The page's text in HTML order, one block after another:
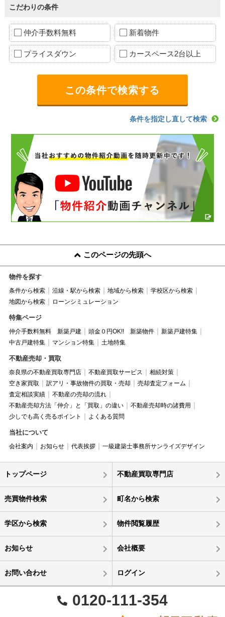
こだわりの条件
仲介手数料無料 新着物件
プライスダウン カースペース2台以上
条件を指定し直して検索
このページの先頭へ
物件を探す
条件から検索 沿線・駅から検索 地域から検索
学校区から検索
地図から検索
ローンシミュレーション
特集ページ
仲介手数料無料 新築戸建 頭金０円OK!! 新築物件
新築戸建特集
中古戸建特集
マンション特集 土地特集
不動産売却・買取
奈良県の不動産買取専門店 不動産買取サービス
相続対策
空き家買取
訳アリ・事故物件の買取・売却
売却査定フォーム
査定相談実績
不動産の売却の流れ
不動産売却方法「仲介」と「買取」の違い
不動産売却時の諸費用
少しでも高く売るポイント
よくある質問
当社について
会社案内 お知らせ 代表挨拶 一級建築士事務所サンライズデザイン
トップページ 不動産買取専門店
売買物件検索 町名から検索
学区から検索 物件閲覧履歴
お知らせ 会社概要
お問い合わせ ログイン
0120-111-354